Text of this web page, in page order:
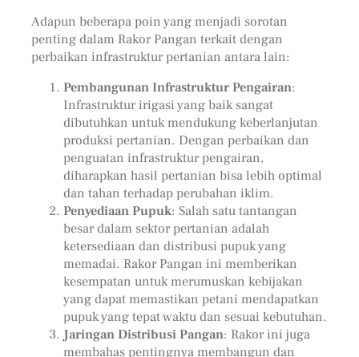
Adapun beberapa poin yang menjadi sorotan
penting dalam Rakor Pangan terkait dengan
perbaikan infrastruktur pertanian antara lain:
Pembangunan Infrastruktur Pengairan:
Infrastruktur irigasi yang baik sangat
dibutuhkan untuk mendukung keberlanjutan
produksi pertanian. Dengan perbaikan dan
penguatan infrastruktur pengairan,
diharapkan hasil pertanian bisa lebih optimal
dan tahan terhadap perubahan iklim.
Penyediaan Pupuk: Salah satu tantangan
besar dalam sektor pertanian adalah
ketersediaan dan distribusi pupuk yang
memadai. Rakor Pangan ini memberikan
kesempatan untuk merumuskan kebijakan
yang dapat memastikan petani mendapatkan
pupuk yang tepat waktu dan sesuai kebutuhan.
Jaringan Distribusi Pangan: Rakor ini juga
membahas pentingnya membangun dan